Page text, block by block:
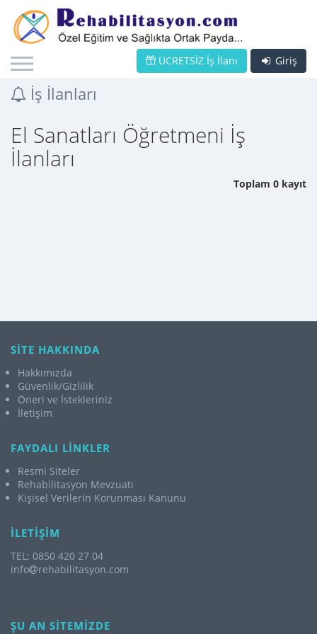
Giriş
ÜCRETSİZ İş İlanı
İş İlanları
El Sanatları Öğretmeni İş
İlanları
Toplam 0 kayıt
SİTE HAKKINDA
Hakkımızda
Güvenlik/Gizlilik
Öneri ve İstekleriniz
İletişim
FAYDALI LİNKLER
Resmi Siteler
Rehabilitasyon Mevzuatı
Kişisel Verilerin Korunması Kanunu
İLETİŞİM
TEL: 0850 420 27 04
info
rehabilitasyon.com
ŞU AN SİTEMİZDE